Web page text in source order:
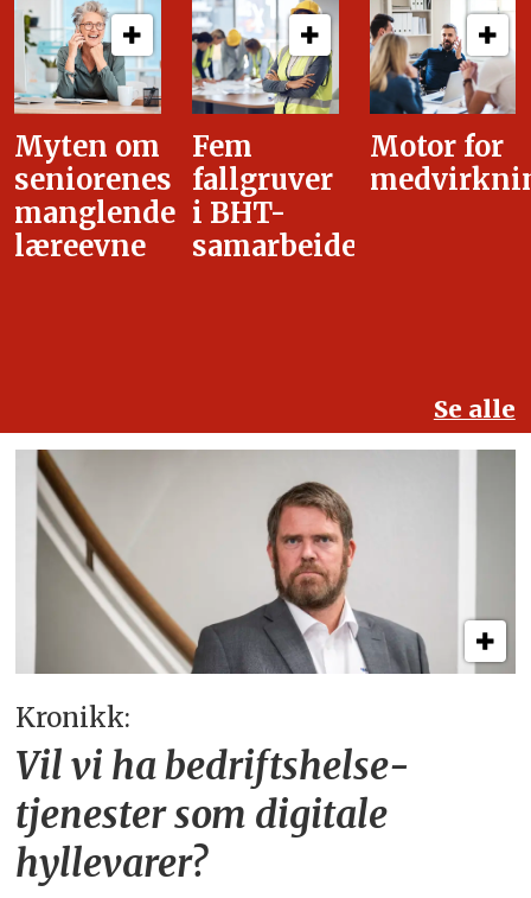
Fem
fallgruver
i BHT-
samarbeidet
Motor for
medvirkning
i
Se alle
Kronikk:
Vil vi ha bedriftshelse­
tjenester som digitale
hyllevarer?